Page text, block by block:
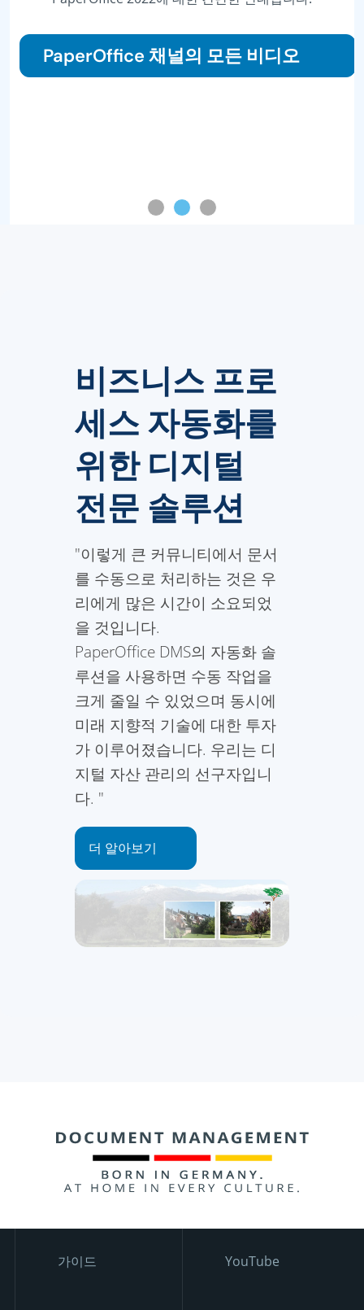
PaperOffice 채널의 모든 비디오
비즈니스 프로
세스 자동화를
위한 디지털
전문 솔루션
"이렇게 큰 커뮤니티에서 문서
를 수동으로 처리하는 것은 우
리에게 많은 시간이 소요되었
을 것입니다.
PaperOffice DMS의 자동화 솔
루션을 사용하면 수동 작업을
크게 줄일 수 있었으며 동시에
미래 지향적 기술에 대한 투자
가 이루어졌습니다. 우리는 디
지털 자산 관리의 선구자입니
다. "
더 알아보기
가이드 YouTube